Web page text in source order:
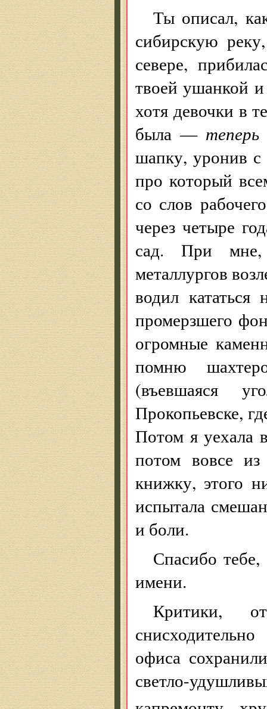
Ты описал,
сибирскую
севере,
твоей ушанкой и
хотя девочки в
была —
шапку, уронив с
про который
со слов
через четыре
сад. При мне,
металлургов
водил
промерзшего
огромные
помню
(въевшаяся
Прокопьевске,
Потом я уехала
потом вовсе
книжку, этого
испытала
и боли.
Спасибо тебе,
имени.
Критики,
офиса
светло-